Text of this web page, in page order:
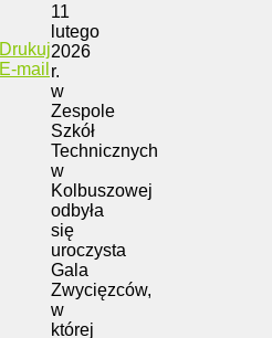
Drukuj
E-mail
11
lutego
2026
r.
w
Zespole
Szkół
Technicznych
w
Kolbuszowej
odbyła
się
uroczysta
Gala
Zwycięzców,
w
której